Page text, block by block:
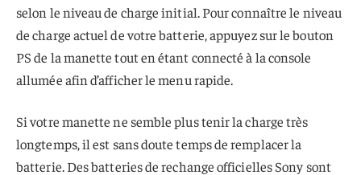
selon le niveau de charge initial. Pour connaître le niveau
de charge actuel de votre batterie, appuyez sur le bouton
PS de la manette tout en étant connecté à la console
allumée afin d’afficher le menu rapide.
Si votre manette ne semble plus tenir la charge très
longtemps, il est sans doute temps de remplacer la
batterie. Des batteries de rechange officielles Sony sont